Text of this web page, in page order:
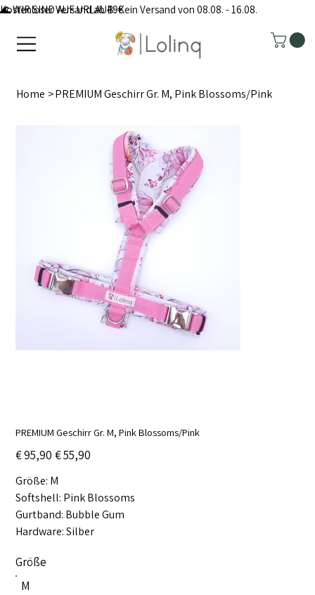
Kostenloser Versand ab 49€
🌊 WIR SIND AUF URLAUB: Kein Versand von 08.08. - 16.08.
Home >PREMIUM Geschirr Gr. M, Pink Blossoms/Pink
PREMIUM Geschirr Gr. M, Pink Blossoms/Pink
Ursprünglicher
Preis
€ 95,90 Angebotspreis
€ 55,90
Größe: M
Softshell: Pink Blossoms
Gurtband: Bubble Gum
Hardware: Silber
M
Größe